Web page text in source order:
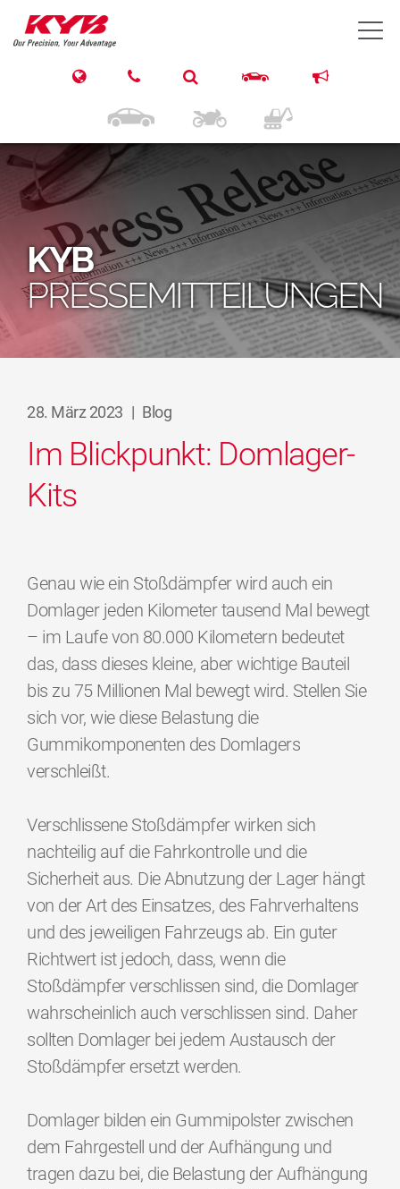
KYB
PRESSEMITTEILUNGEN
28. März 2023 | Blog
Im Blickpunkt: Domlager-
Kits
Genau wie ein Stoßdämpfer wird auch ein
Domlager jeden Kilometer tausend Mal bewegt
– im Laufe von 80.000 Kilometern bedeutet
das, dass dieses kleine, aber wichtige Bauteil
bis zu 75 Millionen Mal bewegt wird. Stellen Sie
sich vor, wie diese Belastung die
Gummikomponenten des Domlagers
verschleißt.
Verschlissene Stoßdämpfer wirken sich
nachteilig auf die Fahrkontrolle und die
Sicherheit aus. Die Abnutzung der Lager hängt
von der Art des Einsatzes, des Fahrverhaltens
und des jeweiligen Fahrzeugs ab. Ein guter
Richtwert ist jedoch, dass, wenn die
Stoßdämpfer verschlissen sind, die Domlager
wahrscheinlich auch verschlissen sind. Daher
sollten Domlager bei jedem Austausch der
Stoßdämpfer ersetzt werden.
Domlager bilden ein Gummipolster zwischen
dem Fahrgestell und der Aufhängung und
tragen dazu bei, die Belastung der Aufhängung